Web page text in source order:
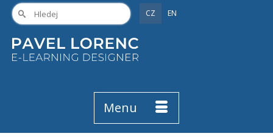
CZ EN
Menu